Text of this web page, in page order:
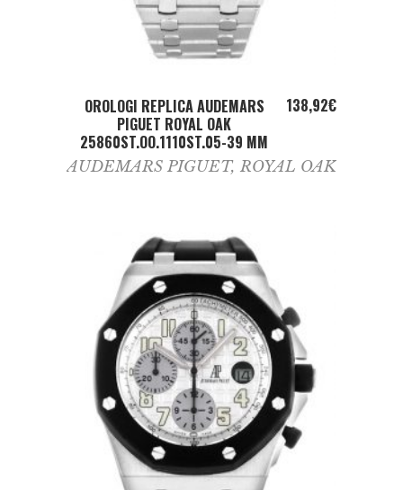
ADD TO CART
OROLOGI REPLICA AUDEMARS
PIGUET ROYAL OAK
25860ST.OO.1110ST.05-39 MM
138,92€
AUDEMARS PIGUET, ROYAL OAK